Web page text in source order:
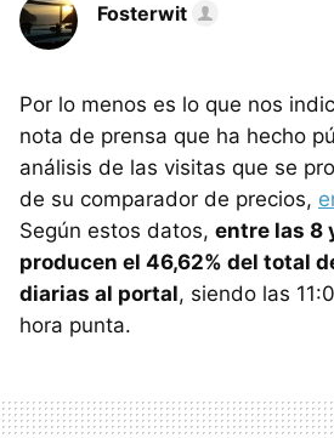
Fosterwit
Por lo menos es lo que nos
nota de prensa que ha hecho
análisis de las visitas que se
de su comparador de precios,
Según estos datos, entre las 8
producen el 46,62% del total
diarias al portal, siendo las
hora punta.